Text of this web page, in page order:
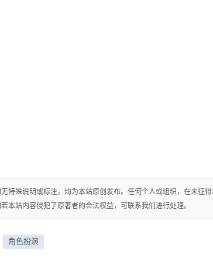
特殊说明或标注，均为本站原创发布。任何个人或组织，在未征
本站内容侵犯了原著者的合法权益，可联系我们进行处理。
角色扮演